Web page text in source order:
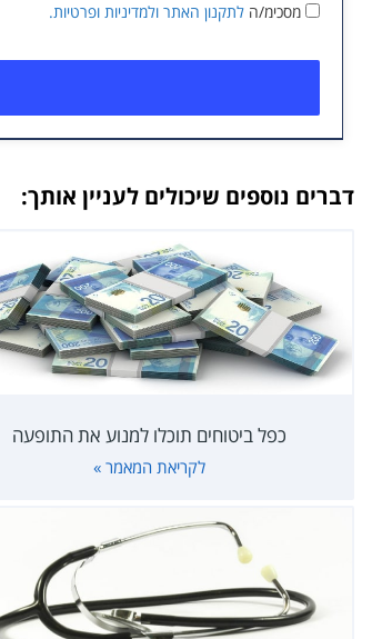
מסכימ/ה לתקנון האתר ולמדיניות ופרטיות.
דברים נוספים שיכולים לעניין אותך:
כפל ביטוחים תוכלו למנוע את התופעה
לקריאת המאמר »